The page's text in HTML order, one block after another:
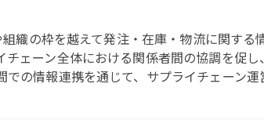
織の枠を越えて発注・在庫・物流に関す
チェーン全体における関係者間の協調を促
での情報連携を通じて、サプライチェーン